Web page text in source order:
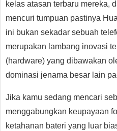
kelas atasan terbaru mereka,
mencuri tumpuan pastinya
ini bukan sekadar sebuah
merupakan lambang inovasi
(hardware) yang dibawakan
dominasi jenama besar lain
Jika kamu sedang mencari
menggabungkan keupayaan
ketahanan bateri yang luar